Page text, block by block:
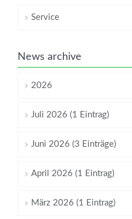
Service
News archive
2026
Juli 2026 (1 Eintrag)
Juni 2026 (3 Einträge)
April 2026 (1 Eintrag)
März 2026 (1 Eintrag)